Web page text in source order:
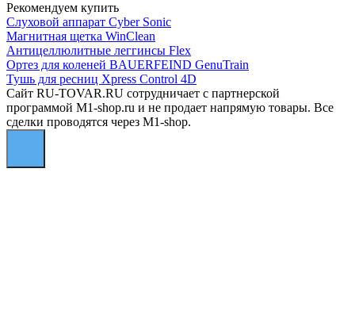
Рекомендуем купить
Слуховой аппарат Cyber Sonic
Магнитная щетка WinClean
Антицеллюлитные леггинсы Flex
Ортез для коленей BAUERFEIND GenuTrain
Тушь для ресниц Xpress Control 4D
Сайт RU-TOVAR.RU сотрудничает с партнерской
программой M1-shop.ru и не продает напрямую товары. Все
сделки проводятся через M1-shop.